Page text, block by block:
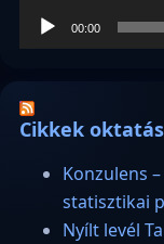
00:00
Cikkek
Konzulens
statisztikai
Nyílt levél